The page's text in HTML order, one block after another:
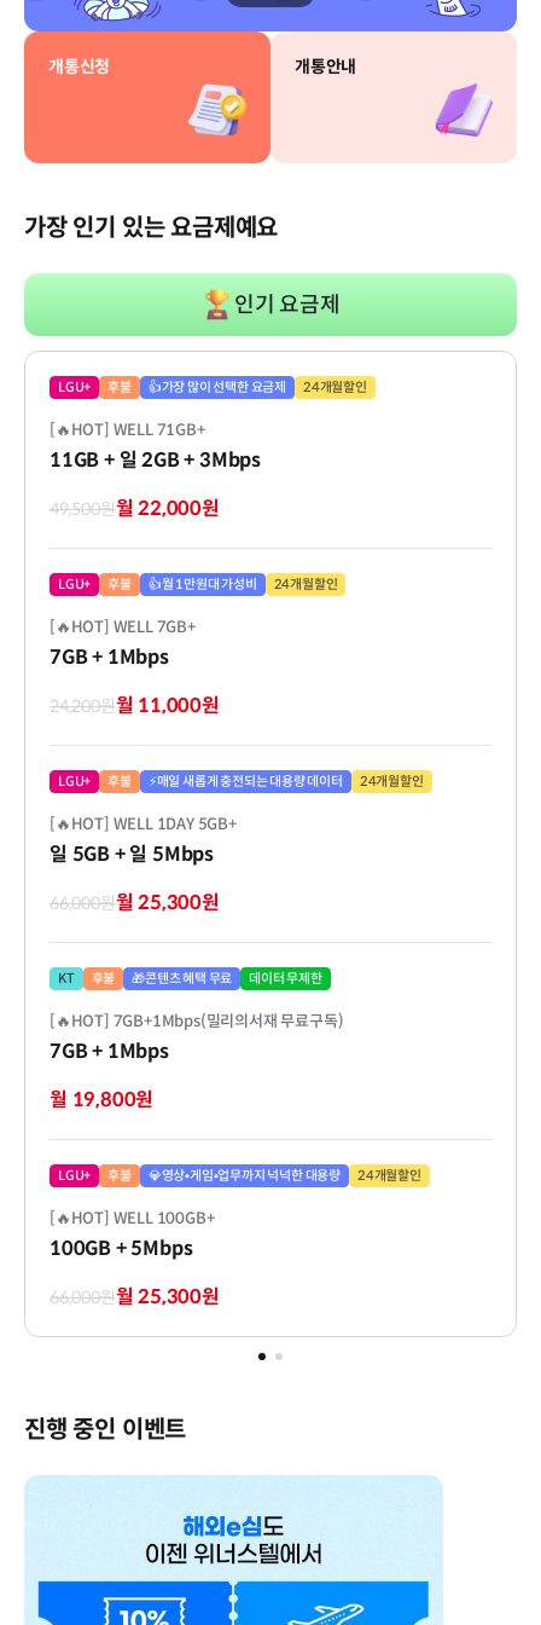
개통신청 개통안내
가장 인기 있는 요금제예요
인기 요금제
LGU+ 후불 👍가장 많이 선택한 요금제 24개월할인
[🔥HOT] WELL 71GB+
11GB+ 일 2GB+ 3Mbps
49,500원월 22,000원
LGU+ 후불 👍월 1만원대 가성비 24개월할인
[🔥HOT] WELL 7GB+
7GB+ 1Mbps
24,200원월 11,000원
LGU+ 후불 ⚡매일 새롭게 충전되는 대용량 데이터 24개월할인
[🔥HOT] WELL 1DAY 5GB+
일 5GB+ 일 5Mbps
66,000원월 25,300원
KT 후불 🎁콘텐츠 혜택 무료 데이터 무제한
[🔥HOT] 7GB+1Mbps(밀리의서재 무료구독)
7GB+ 1Mbps
월 19,800원
LGU+ 후불 💎영상•게임•업무까지 넉넉한 대용량 24개월할인
[🔥HOT] WELL 100GB+
100GB+ 5Mbps
66,000원월 25,300원
진행 중인 이벤트